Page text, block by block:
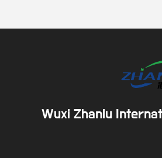
Wuxi Zhanlu